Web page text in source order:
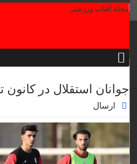
جوانان استقلال در کانون
ارسال